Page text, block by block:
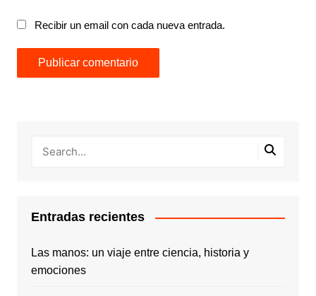
Recibir un email con cada nueva entrada.
Entradas recientes
Las manos: un viaje entre ciencia, historia y
emociones